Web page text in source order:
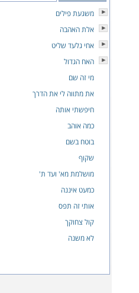
משגעת פילים
אלת האהבה
אחי גלעד שליט
האח הגדול
מי זה שם
את מתווה לי את הדרך
חיפשתי אותה
כמה אוהב
בוטח בשם
שקוף
מושלמת מא' ועד ת'
כמעט איננה
אותי זה תפס
קול צחוקך
לא משנה